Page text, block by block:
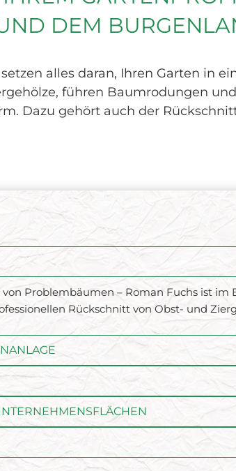
DEM
alles daran, Ihren Garten in
führen Baumrodungen
Dazu gehört auch der
Problembäumen – Roman Fuchs ist
Rückschnitt von Obst- und